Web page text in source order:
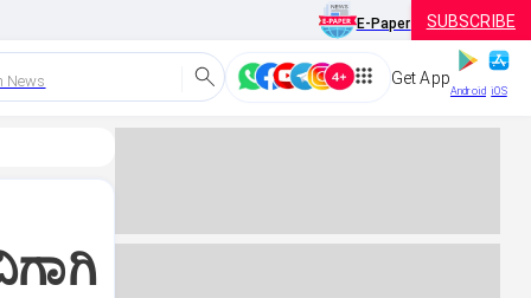
E-Paper SUBSCRIBE
News Get App
Android iOS